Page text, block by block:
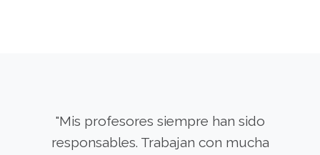
"Mis profesores siempre han sido
responsables. Trabajan con mucha